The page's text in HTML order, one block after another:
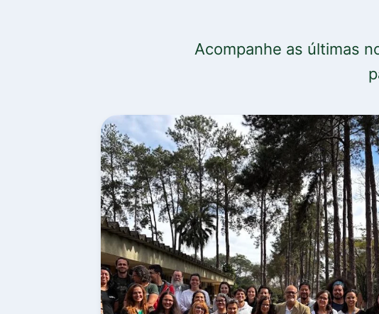
Acompanhe as últimas